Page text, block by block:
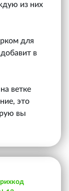
из них
для
в
ветке
это
вы